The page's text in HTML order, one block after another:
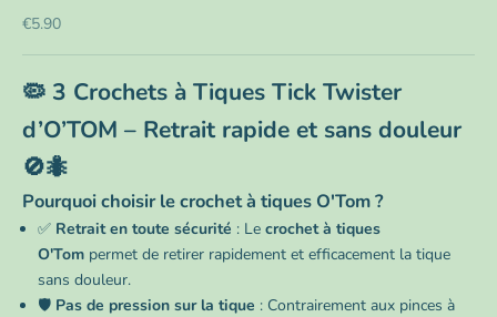
Prix de vente
€5.90
🦠 3 Crochets à Tiques Tick Twister
d’O’TOM – Retrait rapide et sans douleur
🚫🐜
Pourquoi choisir le crochet à tiques O'Tom ?
✅ Retrait en toute sécurité : Le crochet à tiques
O'Tom permet de retirer rapidement et efficacement la tique
sans douleur.
🛡️ Pas de pression sur la tique : Contrairement aux pinces à